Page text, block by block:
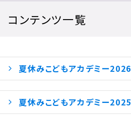
コンテンツ一覧
夏休みこどもアカデミー2026
夏休みこどもアカデミー2025